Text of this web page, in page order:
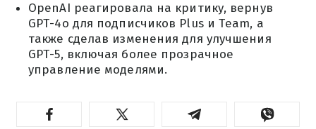
OpenAI реагировала на критику, вернув
GPT-4o для подписчиков Plus и Team, а
также сделав изменения для улучшения
GPT-5, включая более прозрачное
управление моделями.